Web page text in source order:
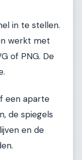
in te stellen.
werkt met
of PNG. De
een aparte
de spiegels
en de